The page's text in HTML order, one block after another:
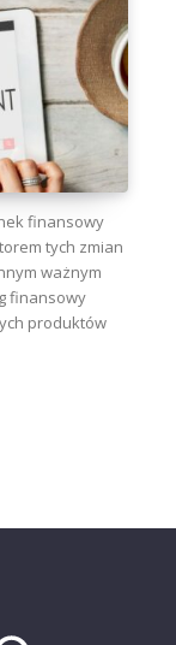
finansowy
tych zmian
ważnym
finansowy
produktów